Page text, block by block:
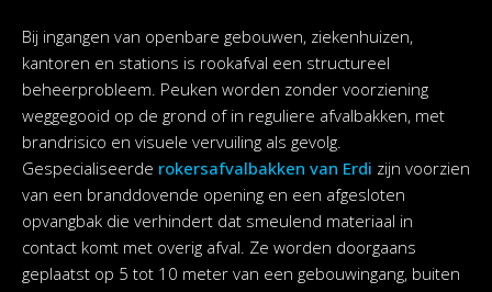
Bij ingangen van openbare gebouwen, ziekenhuizen,
kantoren en stations is rookafval een structureel
beheerprobleem. Peuken worden zonder voorziening
weggegooid op de grond of in reguliere afvalbakken, met
brandrisico en visuele vervuiling als gevolg.
Gespecialiseerde rokersafvalbakken van Erdi zijn voorzien
van een branddovende opening en een afgesloten
opvangbak die verhindert dat smeulend materiaal in
contact komt met overig afval. Ze worden doorgaans
geplaatst op 5 tot 10 meter van een gebouwingang, buiten